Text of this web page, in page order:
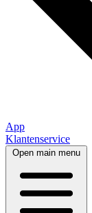
App
Klantenservice
Open main menu